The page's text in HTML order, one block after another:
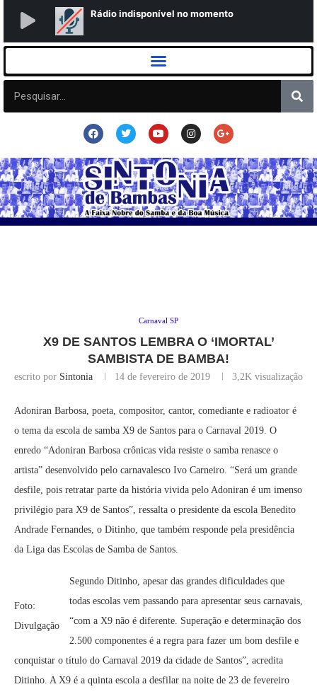
Carnaval SP
X9 DE SANTOS LEMBRA O ‘IMORTAL’
SAMBISTA DE BAMBA!
escrito por Sintonia 14 de fevereiro de 2019 3,2K visualização
Adoniran Barbosa, poeta, compositor, cantor, comediante e radioator é
o tema da escola de samba X9 de Santos para o Carnaval 2019. O
enredo “Adoniran Barbosa crônicas vida resiste o samba renasce o
artista” desenvolvido pelo carnavalesco Ivo Carneiro. “Será um grande
desfile, pois retratar parte da história vivida pelo Adoniran é um imenso
privilégio para X9 de Santos”, ressalta o presidente da escola Benedito
Andrade Fernandes, o Ditinho, que também responde pela presidência
da Liga das Escolas de Samba de Santos.
Foto:
Divulgação
Segundo Ditinho, apesar das grandes dificuldades que
todas escolas vem passando para apresentar seus carnavais,
“com a X9 não é diferente. Superação e determinação dos
2.500 componentes é a regra para fazer um bom desfile e
conquistar o título do Carnaval 2019 da cidade de Santos”, acredita
Ditinho. A X9 é a quinta escola a desfilar na noite de 23 de fevereiro